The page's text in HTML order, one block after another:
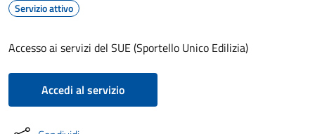
Servizio attivo
Accesso ai servizi del SUE (Sportello Unico Edilizia)
Accedi al servizio